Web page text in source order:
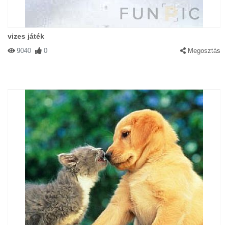
vizes játék
9040 0 Megosztás